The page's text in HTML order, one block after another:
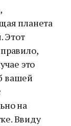
планета
Этот
это
вашей
на
Ввиду